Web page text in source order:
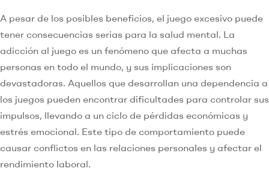
A pesar de los posibles beneficios, el juego excesivo puede
tener consecuencias serias para la salud mental. La
adicción al juego es un fenómeno que afecta a muchas
personas en todo el mundo, y sus implicaciones son
devastadoras. Aquellos que desarrollan una dependencia a
los juegos pueden encontrar dificultades para controlar sus
impulsos, llevando a un ciclo de pérdidas económicas y
estrés emocional. Este tipo de comportamiento puede
causar conflictos en las relaciones personales y afectar el
rendimiento laboral.